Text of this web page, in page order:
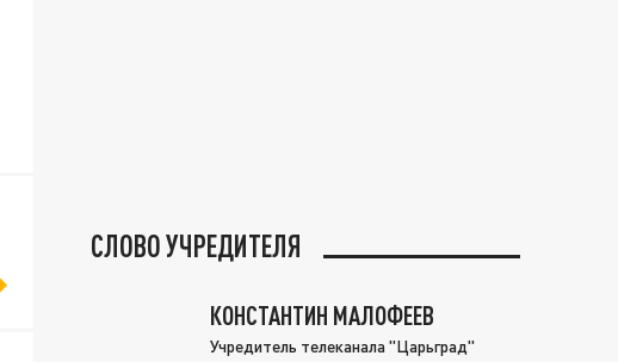
СЛОВО УЧРЕДИТЕЛЯ
КОНСТАНТИН МАЛОФЕЕВ
Учредитель телеканала "Царьград"